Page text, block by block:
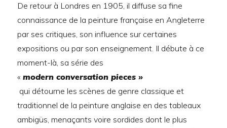
De retour à Londres en 1905, il diffuse sa fine
connaissance de la peinture française en Angleterre
par ses critiques, son influence sur certaines
expositions ou par son enseignement. Il débute à ce
moment-là, sa série des
«modern conversation pieces »
qui détourne les scènes de genre classique et
traditionnel de la peinture anglaise en des tableaux
ambigüs, menaçants voire sordides dont le plus